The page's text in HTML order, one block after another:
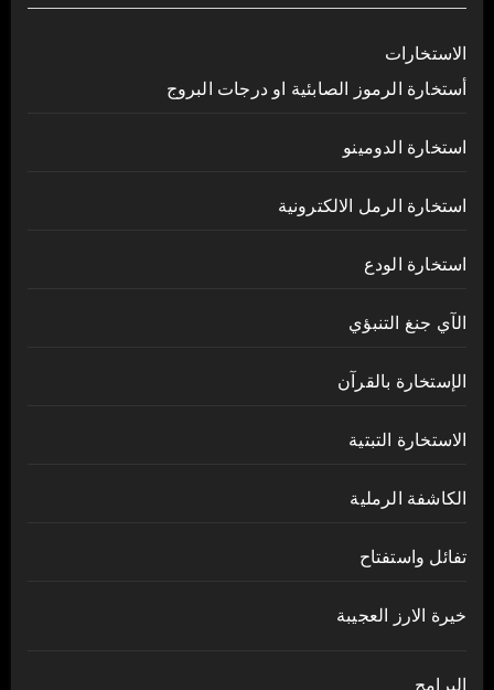
الاستخارات
أستخارة الرموز الصابئية او درجات البروج
استخارة الدومينو
استخارة الرمل الالكترونية
استخارة الودع
الآي جنغ التنبؤي
الإستخارة بالقرآن
الاستخارة التبتية
الكاشفة الرملية
تفائل واستفتاح
خيرة الارز العجيبة
البرامج